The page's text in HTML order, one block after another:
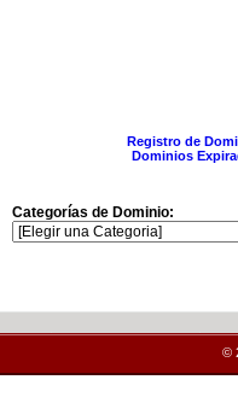
Registro de
Dominios
Categorías de Dominio:
©